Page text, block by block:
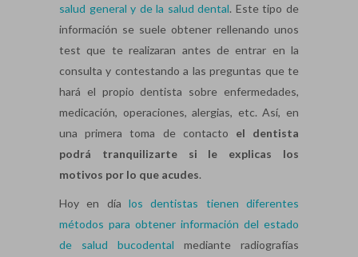
salud general y de la salud dental. Este tipo de
información se suele obtener rellenando unos
test que te realizaran antes de entrar en la
consulta y contestando a las preguntas que te
hará el propio dentista sobre enfermedades,
medicación, operaciones, alergias, etc. Así, en
una primera toma de contacto el dentista
podrá tranquilizarte si le explicas los
motivos por lo que acudes.
Hoy en día los dentistas tienen diferentes
métodos para obtener información del estado
de salud bucodental mediante radiografías